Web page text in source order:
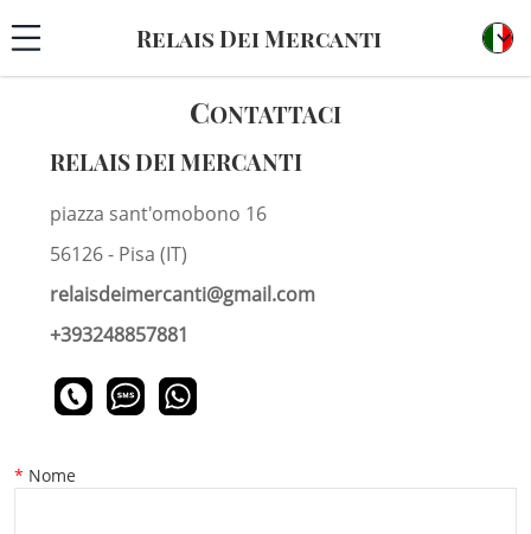
Relais Dei Mercanti
CONTATTACI
RELAIS DEI MERCANTI
piazza sant'omobono 16
56126 - Pisa (IT)
relaisdeimercanti@gmail.com
+393248857881
Nome